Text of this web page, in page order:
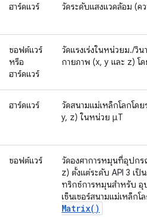
ฮาร์ดแวร์ วัดระดับแสงแวดล้อม (ค
ซอฟต์แวร์
หรือ
ฮาร์ดแวร์
วัดแรงเร่งในหน่วยม./วิน
กายภาพ (x, y และ z) โ
ฮาร์ดแวร์
วัดสนามแม่เหล็กโลกโด
y, z) ในหน่วย μT
ซอฟต์แวร์
วัดองศาการหมุนที่อุปก
z) ตั้งแต่ระดับ API 3 เป็
ทริกซ์การหมุนสำหรับ อุป
เซ็นเซอร์สนามแม่เหล็ก
Matrix( )